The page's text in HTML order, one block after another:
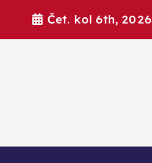
Čet. kol 6th, 2026